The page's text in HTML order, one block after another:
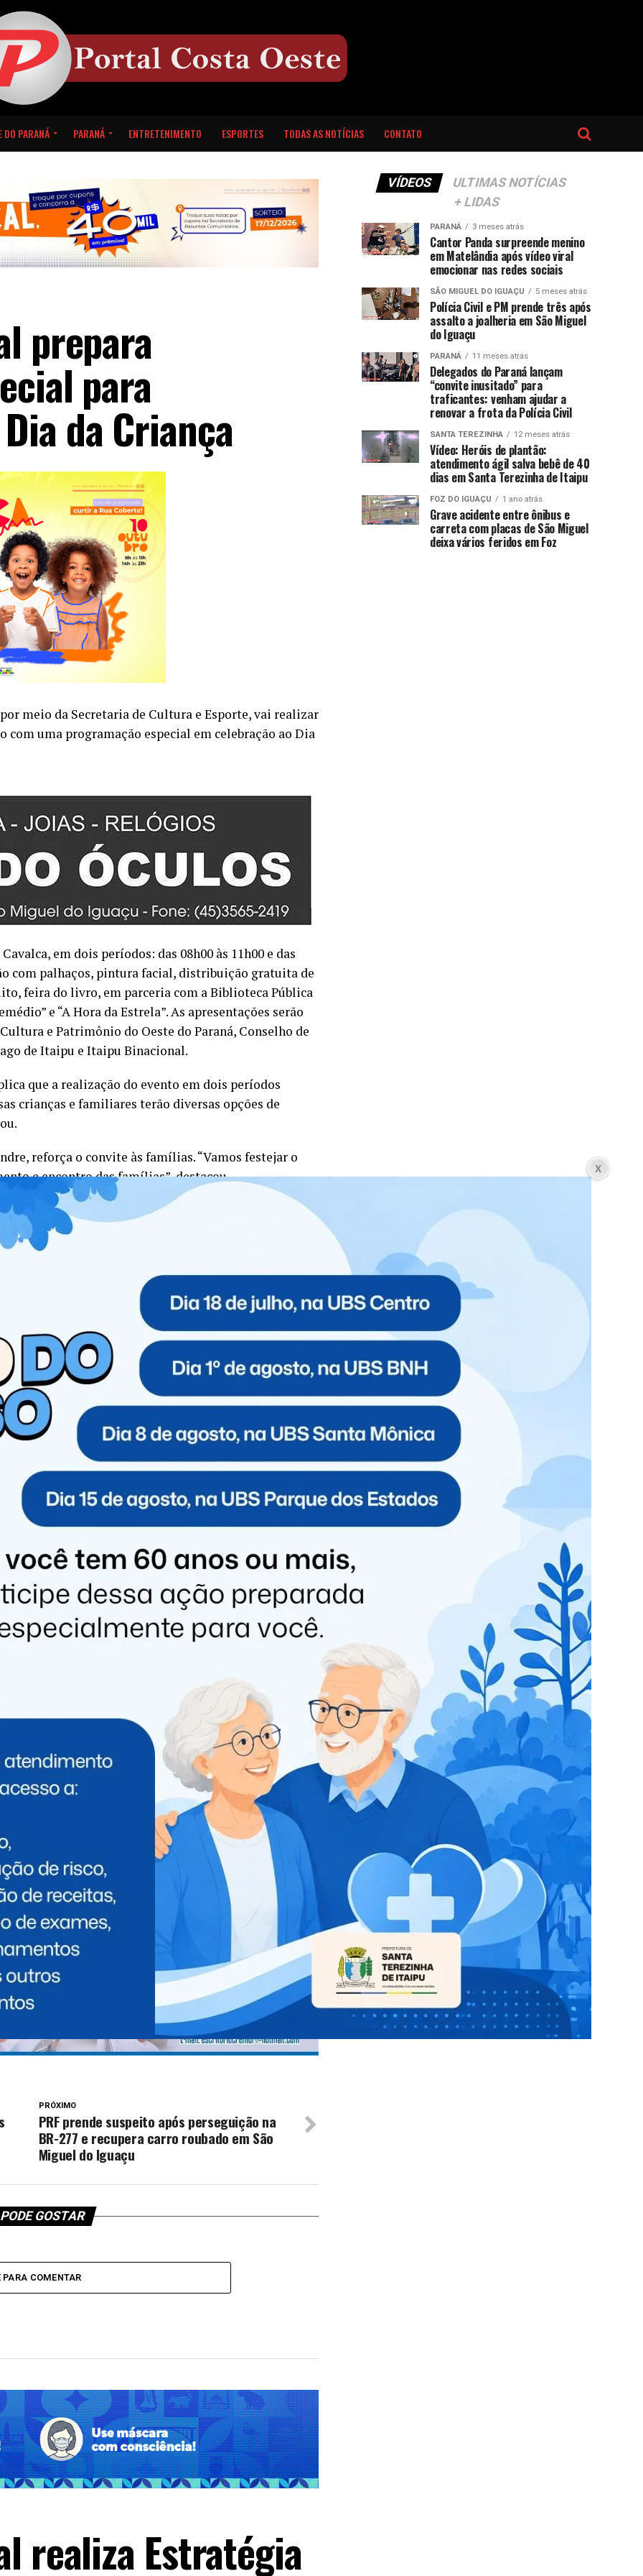
DO PARANÁ PARANÁ ENTRETENIMENTO ESPORTES TODAS AS NOTÍCIAS CONTATO
prepara
para
da Criança
meio da Secretaria de Cultura e Esporte, vai realizar
com uma programação especial em celebração ao Dia
em dois períodos: das 08h00 às 11h00 e das
com palhaços, pintura facial, distribuição gratuita de
feira do livro, em parceria com a Biblioteca Pública
e “A Hora da Estrela”. As apresentações serão
e Patrimônio do Oeste do Paraná, Conselho de
de Itaipu e Itaipu Binacional.
que a realização do evento em dois períodos
crianças e familiares terão diversas opções de
reforça o convite às famílias. “Vamos festejar o
e encontro das famílias”, destacou.
– Correnteza Cultural/Itaipu;
– Correnteza Cultural/Itaipu;
– Correnteza Cultural/Itaipu;
– Correnteza Cultural/Itaipu;
– Correnteza Cultural/Itaipu;
– Correnteza Cultural/Itaipu;
PRÓXIMO
PRF prende suspeito após perseguição na
BR-277 e recupera carro roubado em São
Miguel do Iguaçu
GOSTAR
PARA COMENTAR
realiza Estratégia
VÍDEOS
ULTIMAS NOTÍCIAS
+ LIDAS
PARANÁ 3 meses atrás
Cantor Panda surpreende menino
em Matelândia após vídeo viral
emocionar nas redes sociais
SÃO MIGUEL DO IGUAÇU 5 meses atrás
Polícia Civil e PM prende três após
assalto a joalheria em São Miguel
do Iguaçu
PARANÁ 11 meses atrás
Delegados do Paraná lançam
“convite inusitado” para
traficantes: venham ajudar a
renovar a frota da Polícia Civil
SANTA TEREZINHA 12 meses atrás
Vídeo: Heróis de plantão:
atendimento ágil salva bebê de 40
dias em Santa Terezinha de Itaipu
FOZ DO IGUAÇU 1 ano atrás
Grave acidente entre ônibus e
carreta com placas de São Miguel
deixa vários feridos em Foz